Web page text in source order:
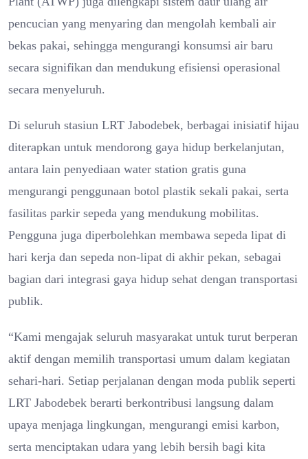
pencucian yang menyaring dan mengolah kembali air
bekas pakai, sehingga mengurangi konsumsi air baru
secara signifikan dan mendukung efisiensi operasional
secara menyeluruh.
Di seluruh stasiun LRT Jabodebek, berbagai inisiatif hijau
diterapkan untuk mendorong gaya hidup berkelanjutan,
antara lain penyediaan water station gratis guna
mengurangi penggunaan botol plastik sekali pakai, serta
fasilitas parkir sepeda yang mendukung mobilitas.
Pengguna juga diperbolehkan membawa sepeda lipat di
hari kerja dan sepeda non-lipat di akhir pekan, sebagai
bagian dari integrasi gaya hidup sehat dengan transportasi
publik.
“Kami mengajak seluruh masyarakat untuk turut berperan
aktif dengan memilih transportasi umum dalam kegiatan
sehari-hari. Setiap perjalanan dengan moda publik seperti
LRT Jabodebek berarti berkontribusi langsung dalam
upaya menjaga lingkungan, mengurangi emisi karbon,
serta menciptakan udara yang lebih bersih bagi kita